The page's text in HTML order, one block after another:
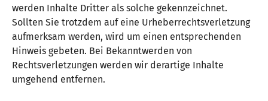
werden Inhalte Dritter als solche gekennzeichnet.
Sollten Sie trotzdem auf eine Urheberrechtsverletzung
aufmerksam werden, wird um einen entsprechenden
Hinweis gebeten. Bei Bekanntwerden von
Rechtsverletzungen werden wir derartige Inhalte
umgehend entfernen.